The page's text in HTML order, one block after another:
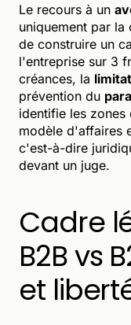
Le recours à un
uniquement par
de construire un
l'entreprise sur 3
créances, la
prévention du
identifie les zones
modèle d'affaires
c'est-à-dire
devant un juge.
Cadre
B2B vs
et